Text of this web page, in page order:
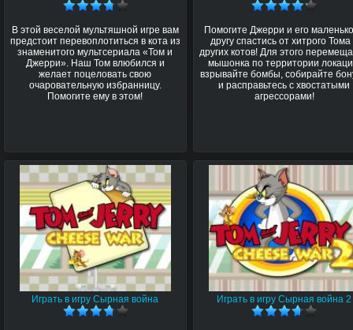
В этой веселой мультяшной игре вам
предстоит перевоплотиться в кота из
знаменитого мультсериала «Том и
Джерри». Наш Том влюбился и
желает поцеловать свою
очаровательную избранницу.
Помогите ему в этом!
Помогите Джерри и его
другу спастись от хитрого Тома
других котов! Для этого
мышонка по территории
взрывайте бомбы, собирайте
и расправьтесь с хвостатыми
агрессорами!
Играть в игру Сырная война Играть в игру Сырная война 2